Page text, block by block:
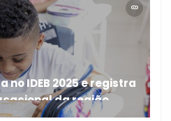
IDEB 2025 e registra
da região